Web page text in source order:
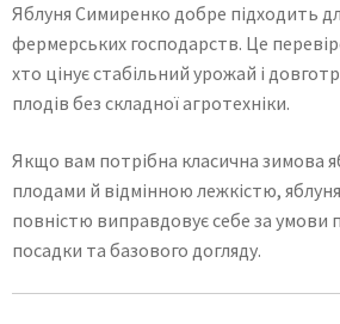
Яблуня Симиренко добре підходить
фермерських господарств. Це
хто цінує стабільний урожай і
плодів без складної агротехніки.
Якщо вам потрібна класична зимова
плодами й відмінною лежкістю,
повністю виправдовує себе за умови
посадки та базового догляду.